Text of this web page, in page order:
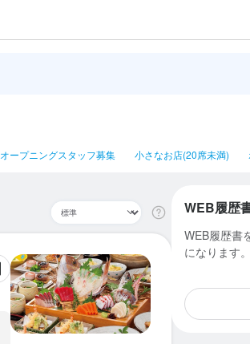
オープニングスタッフ募集 小さなお店(20席未満)
WEB履歴
WEB履歴書
になります。